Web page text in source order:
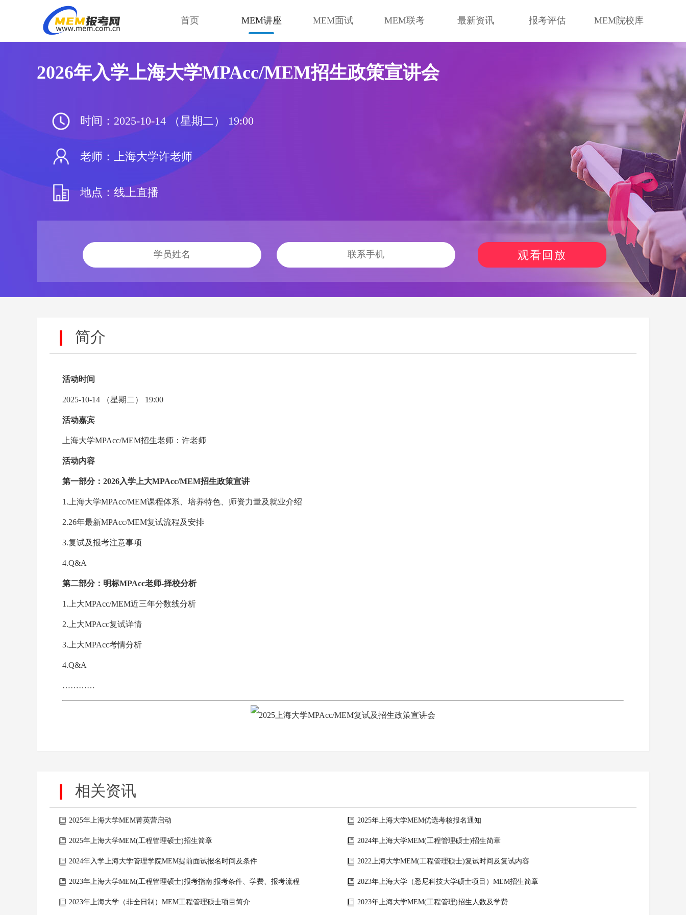
首页 MEM讲座 MEM面试 MEM联考 最新资讯 报考评估 MEM院校库
2026年入学上海大学MPAcc/MEM招生政策宣讲会
时间：2025-10-14 （星期二） 19:00
老师：上海大学许老师
地点：线上直播
简介
活动时间
2025-10-14 （星期二） 19:00
活动嘉宾
上海大学MPAcc/MEM招生老师：许老师
活动内容
第一部分：2026入学上大MPAcc/MEM招生政策宣讲
1.上海大学MPAcc/MEM课程体系、培养特色、师资力量及就业介绍
2.26年最新MPAcc/MEM复试流程及安排
3.复试及报考注意事项
4.Q&A
第二部分：明标MPAcc老师-择校分析
1.上大MPAcc/MEM近三年分数线分析
2.上大MPAcc复试详情
3.上大MPAcc考情分析
4.Q&A
…………
相关资讯
2025年上海大学MEM菁英营启动 2025年上海大学MEM优选考核报名通知
2025年上海大学MEM(工程管理硕士)招生简章 2024年上海大学MEM(工程管理硕士)招生简章
2024年入学上海大学管理学院MEM提前面试报名时间及条件 2022上海大学MEM(工程管理硕士)复试时间及复试内容
2023年上海大学MEM(工程管理硕士)报考指南|报考条件、学费、报考流程 2023年上海大学（悉尼科技大学硕士项目）MEM招生简章
2023年上海大学（非全日制）MEM工程管理硕士项目简介 2023年上海大学MEM(工程管理)招生人数及学费